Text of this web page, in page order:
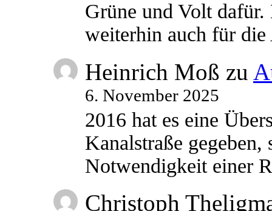
Grüne und Volt
weiterhin auch für
Heinrich Moß zu
6. November 2025
2016 hat es eine
Kanalstraße
Notwendigkeit einer
Christoph